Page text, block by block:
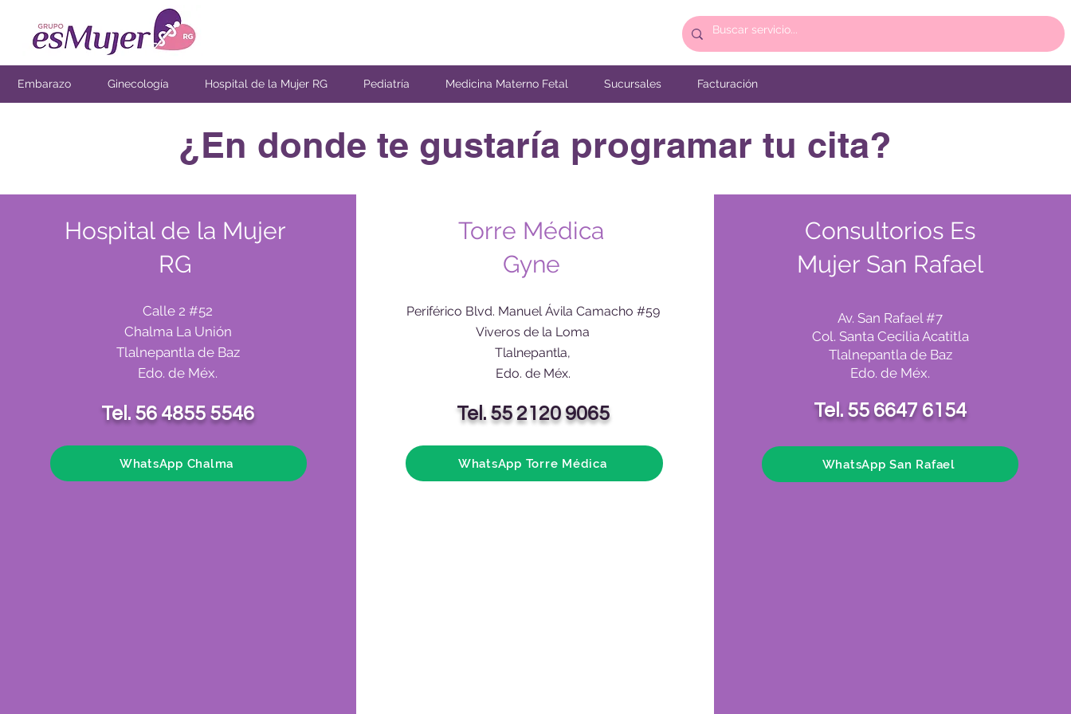
Embarazo Ginecología Hospital de la Mujer RG Pediatría Medicina Materno Fetal Sucursales Facturación
¿En donde te gustaría programar tu cita?
Hospital de la Mujer
RG
Calle 2 #52
Chalma La Unión
Tlalnepantla de Baz
Edo. de Méx.
Tel. 56 4855 5546
WhatsApp Chalma
Torre Médica
Gyne
Periférico Blvd. Manuel Ávila Camacho #59
Viveros de la Loma
Tlalnepantla,
Edo. de Méx.
Tel. 55 2120 9065
WhatsApp Torre Médica
Consultorios Es
Mujer San Rafael
Av. San Rafael #7
Col. Santa Cecilia Acatitla
Tlalnepantla de Baz
Edo. de Méx.
Tel. 55 6647 6154
WhatsApp San Rafael